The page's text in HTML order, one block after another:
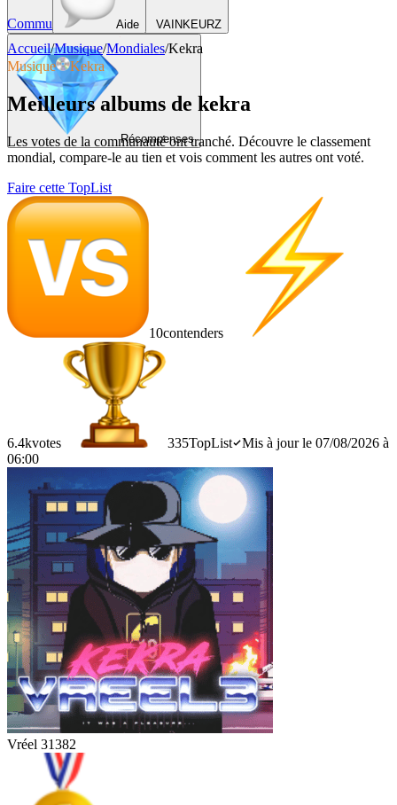
VAINKEURZ
Récompenses
Commu Aide
Accueil/Musique/Mondiales/Kekra
Musique
Kekra
Meilleurs albums de kekra
Les votes de la communauté ont tranché. Découvre le classement
mondial, compare-le au tien et vois comment les autres ont voté.
Faire cette TopList
10contenders
6.4kvotes 335TopList
Mis à jour le 07/08/2026 à
06:00
Vréel 31382